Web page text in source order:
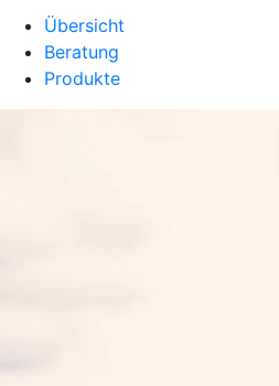
Übersicht
Beratung
Produkte